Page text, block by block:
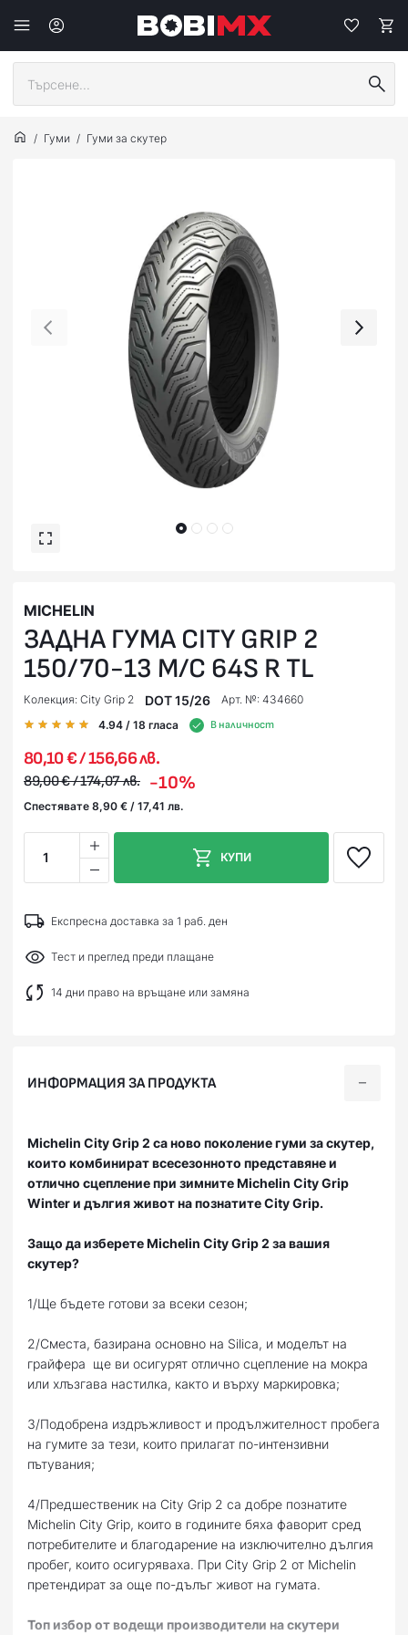
Гуми Гуми за скутер
MICHELIN
ЗАДНА ГУМА CITY GRIP 2
150/70-13 M/C 64S R TL
Колекция: City Grip 2 DOT 15/26
Арт. №: 434660
4.94 / 18 гласа В наличност
80,10 € / 156,66 лв.
89,00 € / 174,07 лв. -10%
Спестявате 8,90 € / 17,41 лв.
1 КУПИ
Експресна доставка за 1 раб. ден
Тест и преглед преди плащане
14 дни право на връщане или замяна
ИНФОРМАЦИЯ ЗА ПРОДУКТА
Michelin City Grip 2 са ново поколение гуми за скутер,
които комбинират всесезонното представяне и
отлично сцепление при зимните Michelin City Grip
Winter и дългия живот на познатите City Grip.
Защо да изберете Michelin City Grip 2 за вашия
скутер?
1/Ще бъдете готови за всеки сезон;
2/Сместа, базирана основно на Silica, и моделът на
грайфера ще ви осигурят отлично сцепление на мокра
или хлъзгава настилка, както и върху маркировка;
3/Подобрена издръжливост и продължителност пробега
на гумите за тези, които прилагат по-интензивни
пътувания;
4/Предшественик на City Grip 2 са добре познатите
Michelin City Grip, които в годините бяха фаворит сред
потребителите и благодарение на изключително дългия
пробег, които осигуряваха. При City Grip 2 от Michelin
претендират за още по-дълъг живот на гумата.
Топ избор от водещи производители на скутери